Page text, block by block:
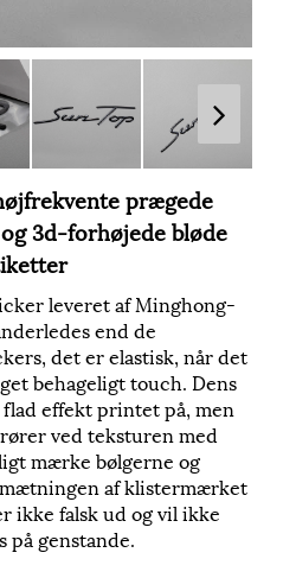
prægede
3d-forhøjede bløde
leveret af Minghong-
end de
det er elastisk, når det
behageligt touch. Dens
effekt printet på, men
ved teksturen med
mærke bølgerne og
af ​​klistermærket
ikke falsk ud og vil ikke
på genstande.